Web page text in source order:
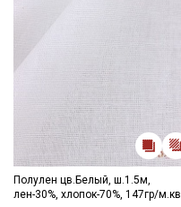
Полулен цв.Белый, ш.1.5м,
лен-30%, хлопок-70%, 147гр/м.кв